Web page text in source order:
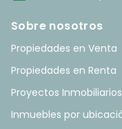
Sobre nosotros
Propiedades en Venta
Propiedades en Renta
Proyectos Inmobiliarios
Inmuebles por